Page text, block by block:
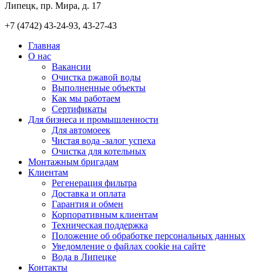
Липецк, пр. Мира, д. 17
+7 (4742) 43-24-93, 43-27-43
Главная
О нас
Вакансии
Очистка ржавой воды
Выполненные объекты
Как мы работаем
Сертификаты
Для бизнеса и промышленности
Для автомоеек
Чистая вода -залог успеха
Очистка для котельных
Монтажным бригадам
Клиентам
Регенерация фильтра
Доставка и оплата
Гарантия и обмен
Корпоративным клиентам
Техническая поддержка
Положение об обработке персональных данных
Уведомление о файлах cookie на сайте
Вода в Липецке
Контакты